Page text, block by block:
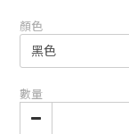
顏色
數量